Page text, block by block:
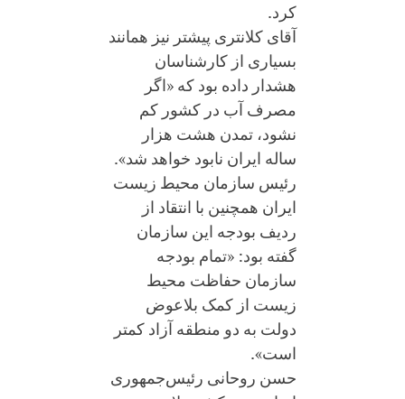
کرد.
آقای کلانتری پیشتر نیز همانند
بسیاری از کارشناسان
هشدار داده بود که «اگر
مصرف آب در کشور کم
نشود، تمدن هشت هزار
ساله ایران نابود خواهد شد».
رئیس سازمان محیط زیست
ایران همچنین با انتقاد از
ردیف بودجه این سازمان
گفته بود: «تمام بودجه
سازمان حفاظت محیط
زیست از کمک بلاعوض
دولت به دو منطقه آزاد کمتر
است».
حسن روحانی رئیس‌جمهوری